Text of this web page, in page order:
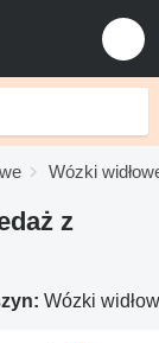
Wózki
z
Wózki